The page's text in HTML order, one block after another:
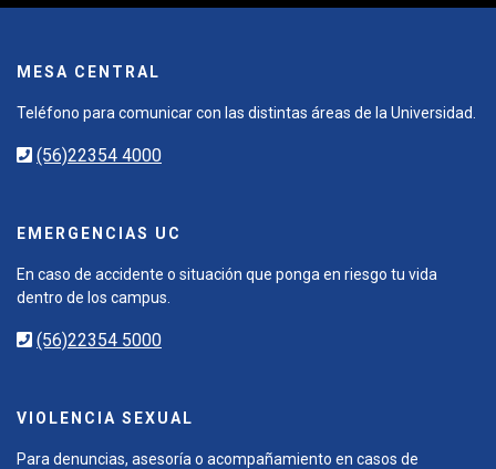
MESA CENTRAL
Teléfono para comunicar con las distintas áreas de la Universidad.
(56)22354 4000
EMERGENCIAS UC
En caso de accidente o situación que ponga en riesgo tu vida
dentro de los campus.
(56)22354 5000
VIOLENCIA SEXUAL
Para denuncias, asesoría o acompañamiento en casos de